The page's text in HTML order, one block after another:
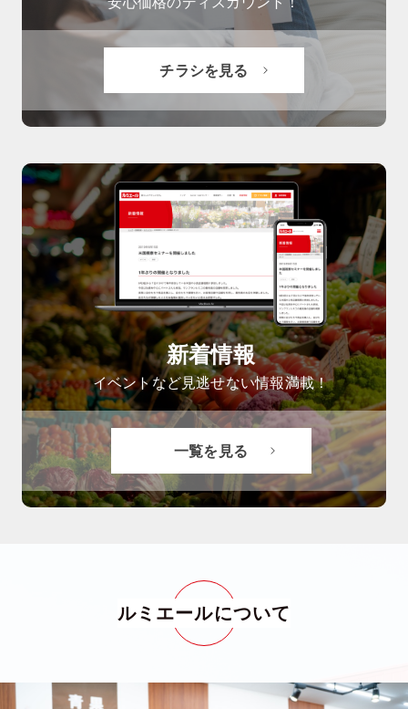
チラシを見る
新着情報
イベントなど見逃せない情報満載！
一覧を見る
ルミエールについて